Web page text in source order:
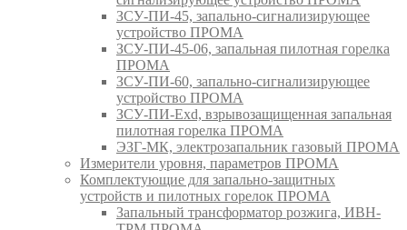
ЗСУ-ПИ-45, запально-сигнализирующее
устройство ПРОМА
ЗСУ-ПИ-45-06, запальная пилотная горелка
ПРОМА
ЗСУ-ПИ-60, запально-сигнализирующее
устройство ПРОМА
ЗСУ-ПИ-Exd, взрывозащищенная запальная
пилотная горелка ПРОМА
ЭЗГ-МК, электрозапальник газовый ПРОМА
Измерители уровня, параметров ПРОМА
Комплектующие для запально-защитных
устройств и пилотных горелок ПРОМА
Запальный трансформатор розжига, ИВН-